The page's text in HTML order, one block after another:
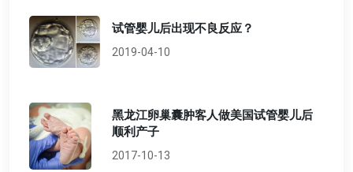
试管婴儿后出现不良反应？
2019-04-10
黑龙江卵巢囊肿客人做美国试管婴儿后
顺利产子
2017-10-13